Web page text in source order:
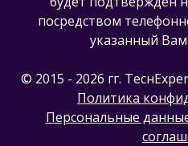
посредством
указанный
© 2015 - 2026 гг.
Политика
Персональные